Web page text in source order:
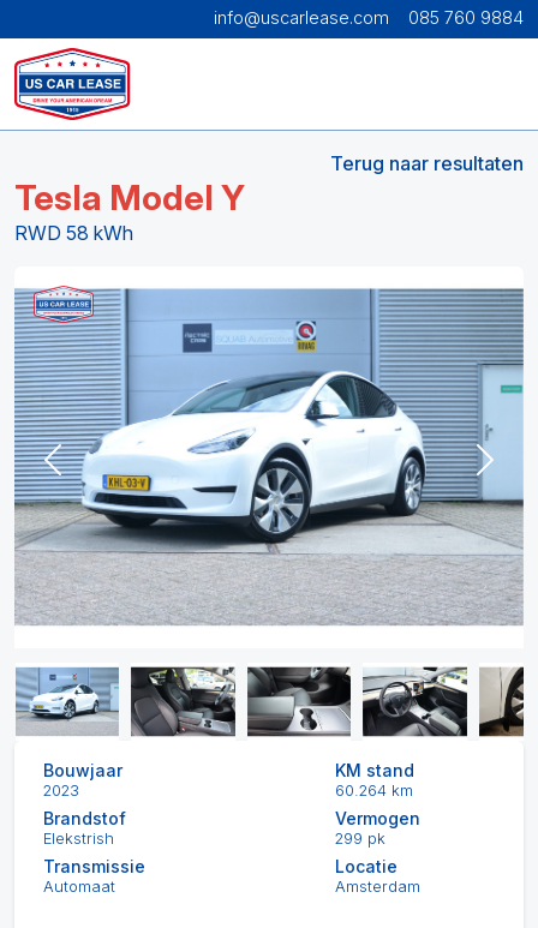
info@uscarlease.com 085 760 9884
Terug naar resultaten
Tesla Model Y
RWD 58 kWh
Previous Next
Bouwjaar
2023
KM stand
60.264 km
Brandstof
Elekstrish
Vermogen
299 pk
Transmissie
Automaat
Locatie
Amsterdam